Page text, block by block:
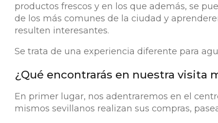
productos frescos y en los que además, se
de los más comunes de la ciudad y
resulten interesantes.
Se trata de una experiencia diferente para
¿Qué encontrarás en nuestra visita
En primer lugar, nos adentraremos en el
mismos sevillanos realizan sus compras,